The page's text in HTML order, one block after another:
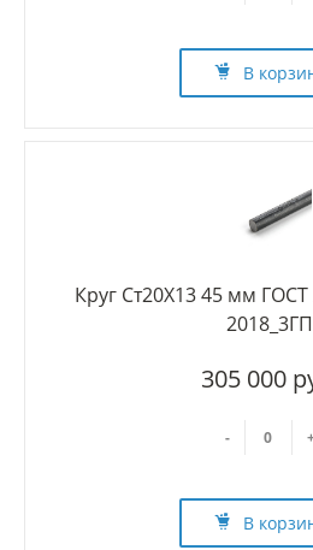
В
Круг Ст20Х13 45 мм ГОСТ
2018_3ГП
305 000
-
В